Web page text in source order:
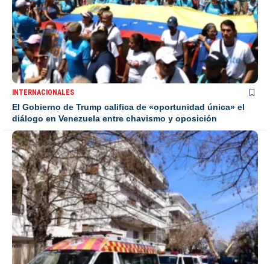
INTERNACIONALES
El Gobierno de Trump califica de «oportunidad única» el
diálogo en Venezuela entre chavismo y oposición